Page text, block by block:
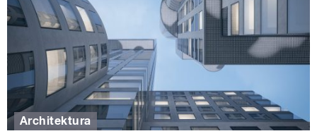
Architektura